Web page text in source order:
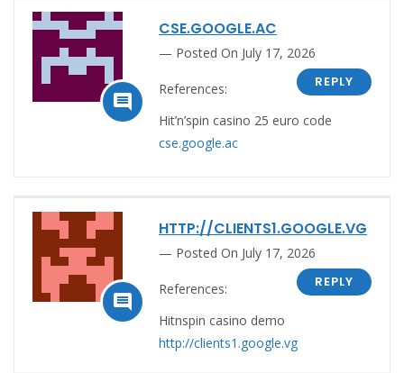

CSE.GOOGLE.AC
Posted On July 17, 2026
REPLY
References:
Hit’n’spin casino 25 euro code
cse.google.ac

HTTP://CLIENTS1.GOOGLE.VG
Posted On July 17, 2026
REPLY
References:
Hitnspin casino demo
http://clients1.google.vg